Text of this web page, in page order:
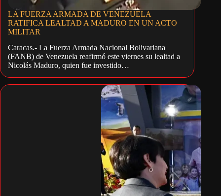
LA FUERZA ARMADA DE VENEZUELA
RATIFICA LEALTAD A MADURO EN UN ACTO
MILITAR
Caracas.- La Fuerza Armada Nacional Bolivariana
(FANB) de Venezuela reafirmó este viernes su lealtad a
Nicolás Maduro, quien fue investido…